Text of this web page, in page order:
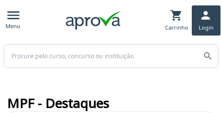
Menu Carrinho Login
Buscar
MPF - Destaques